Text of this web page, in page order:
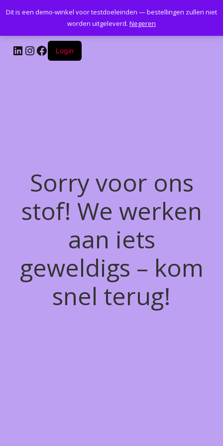
Kantoormeubelenplus.com
LinkedIn
Instagram
Facebook
Login
Sorry voor ons
stof! We werken
aan iets
geweldigs – kom
snel terug!
Dit is een demo-winkel voor testdoeleinden — bestellingen zullen niet
worden uitgeleverd. Negeren